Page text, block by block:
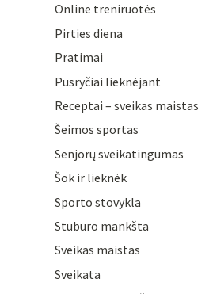
Online treniruotės
Pirties diena
Pratimai
Pusryčiai lieknėjant
Receptai – sveikas maistas
Šeimos sportas
Senjorų sveikatingumas
Šok ir lieknėk
Sporto stovykla
Stuburo mankšta
Sveikas maistas
Sveikata